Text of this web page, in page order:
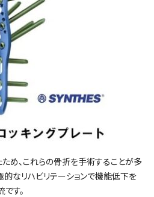
め、これらの骨折を手術することが多
的なリハビリテーションで機能低下を
す。